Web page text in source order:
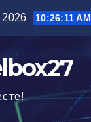
10:26:12 AM